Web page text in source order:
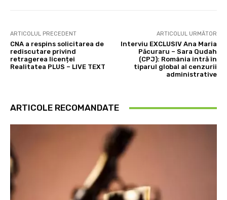
ARTICOLUL PRECEDENT
CNA a respins solicitarea de
rediscutare privind
retragerea licenței
Realitatea PLUS – LIVE TEXT
ARTICOLUL URMĂTOR
Interviu EXCLUSIV Ana Maria
Păcuraru – Sara Qudah
(CPJ): România intră în
tiparul global al cenzurii
administrative
ARTICOLE RECOMANDATE